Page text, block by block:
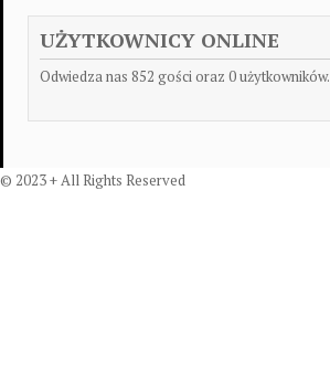
UŻYTKOWNICY ONLINE
Odwiedza nas 852 gości oraz 0 użytkowników.
© 2023 + All Rights Reserved